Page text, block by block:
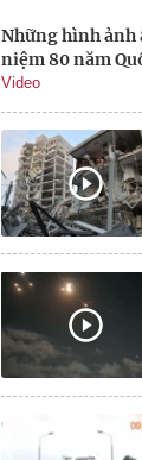
Những hình
niệm 80 năm
Video